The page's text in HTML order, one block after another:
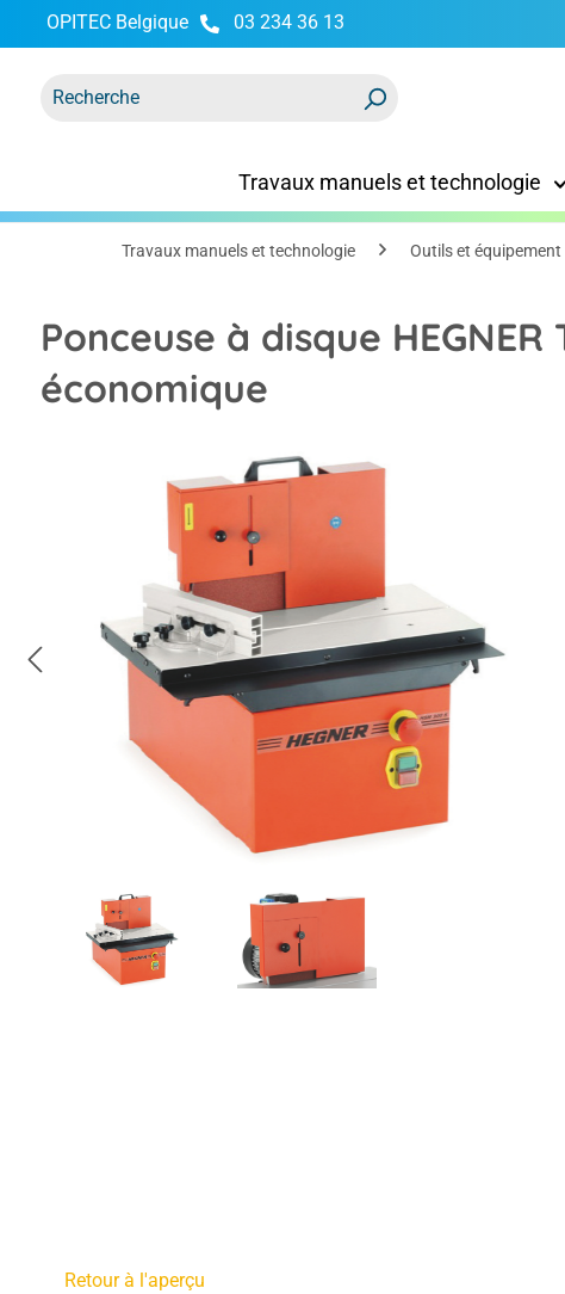
Passer à la navigation principale
OPITEC Belgique 03 234 36 13
Travaux manuels et technologie
Travaux manuels et technologie Outils et équipement
Ponceuse à disque HEGNER
économique
Retour à l'aperçu